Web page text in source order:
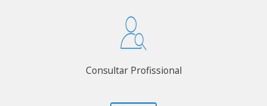
Consultar Profissional